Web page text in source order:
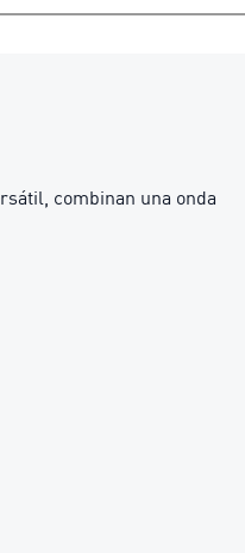
combinan una onda